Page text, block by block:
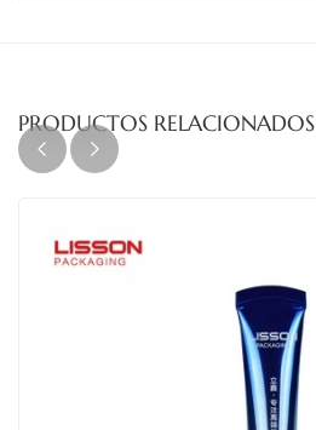
PRODUCTOS RELACIONADOS